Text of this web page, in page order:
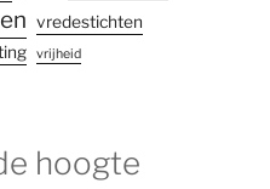
vredestichten
vrijheid
hoogte